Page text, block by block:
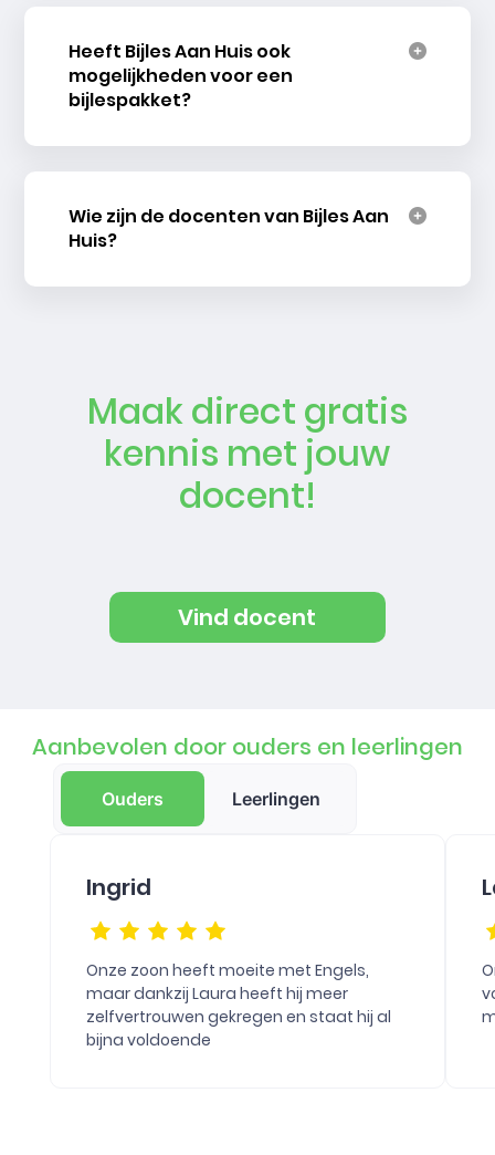
Heeft Bijles Aan Huis ook
mogelijkheden voor een
bijlespakket?
Wie zijn de docenten van Bijles Aan
Huis?
Maak direct gratis
kennis met jouw
docent!
Vind docent
Aanbevolen door ouders en leerlingen
Ouders Leerlingen
Ingrid
Onze zoon heeft moeite met Engels,
maar dankzij Laura heeft hij meer
zelfvertrouwen gekregen en staat hij al
bijna voldoende